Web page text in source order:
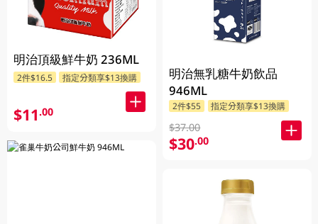
明治頂級鮮牛奶 236ML
2件$16.5 指定分類享$13換購
$11.00
明治無乳糖牛奶飲品
946ML
2件$55 指定分類享$13換購
$37.00
$30.00